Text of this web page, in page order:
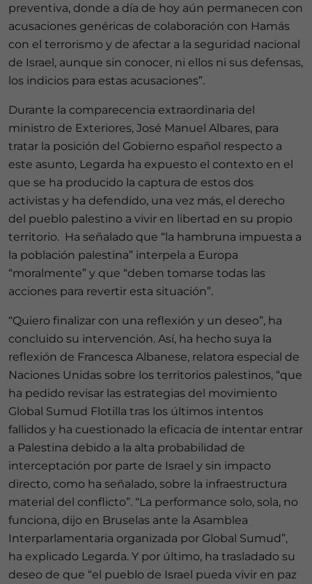
preventiva, donde a día de hoy aún permanecen con
acusaciones genéricas de colaboración con Hamás
con el terrorismo y de afectar a la seguridad nacional
de Israel, aunque sin conocer, ni ellos ni sus defensas,
los indicios para estas acusaciones”.
Durante la comparecencia extraordinaria del
ministro de Exteriores, José Manuel Albares, para
tratar la posición del Gobierno español respecto a
este asunto, Legarda ha expuesto el contexto en el
que se ha producido la captura de estos dos
activistas y ha defendido, una vez más, el derecho
del pueblo palestino a vivir en libertad en su propio
territorio. Ha señalado que “la hambruna impuesta a
la población palestina” interpela a Europa
“moralmente” y que “deben tomarse todas las
acciones para revertir esta situación”.
“Quiero finalizar con una reflexión y un deseo”, ha
concluido su intervención. Así, ha hecho suya la
reflexión de Francesca Albanese, relatora especial de
Naciones Unidas sobre los territorios palestinos, “que
ha pedido revisar las estrategias del movimiento
Global Sumud Flotilla tras los últimos intentos
fallidos y ha cuestionado la eficacia de intentar entrar
a Palestina debido a la alta probabilidad de
interceptación por parte de Israel y sin impacto
directo, como ha señalado, sobre la infraestructura
material del conflicto”. “La performance solo, sola, no
funciona, dijo en Bruselas ante la Asamblea
Interparlamentaria organizada por Global Sumud”,
ha explicado Legarda. Y por último, ha trasladado su
deseo de que “el pueblo de Israel pueda vivir en paz